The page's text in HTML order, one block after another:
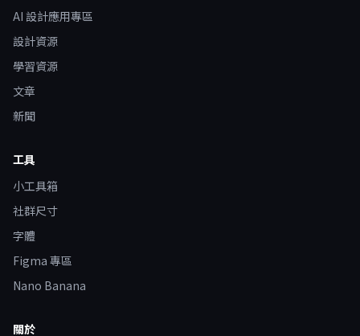
AI 設計應用專區
設計資源
學習資源
文章
新聞
工具
小工具箱
社群尺寸
字體
Figma 專區
Nano Banana
關於